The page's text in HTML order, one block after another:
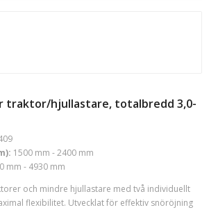
traktor/hjullastare, totalbredd 3,0-
1500 mm - 2400 mm
mm - 4930 mm
och mindre hjullastare med två individuellt
flexibilitet. Utvecklat för effektiv snöröjning